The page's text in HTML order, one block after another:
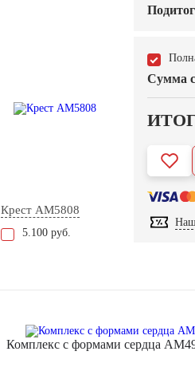
Крест AM5808
5.100 руб.
Подитог
Сумма
Комплекс с формами сердца